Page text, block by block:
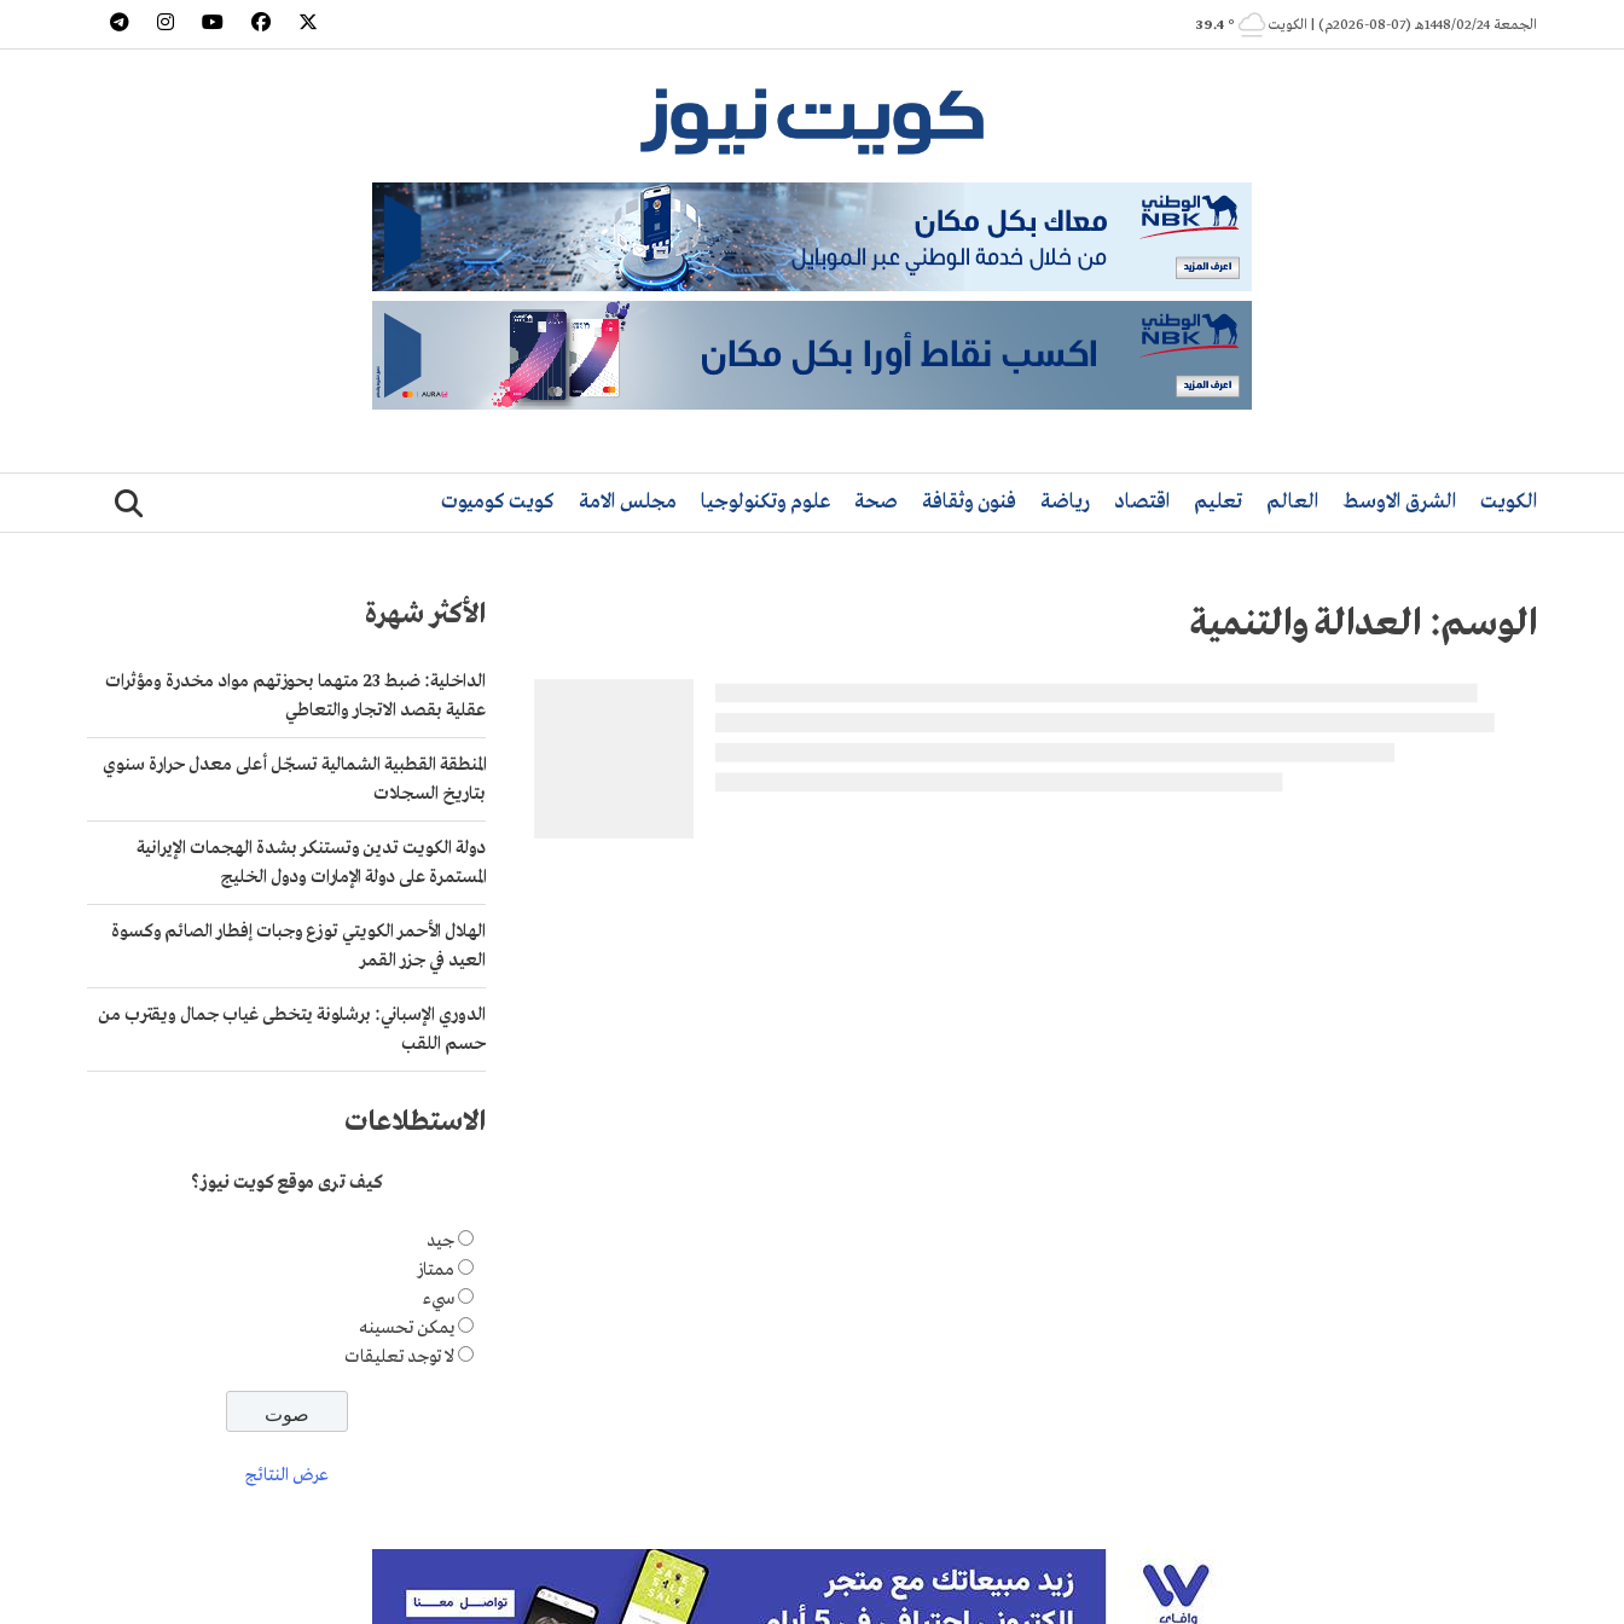
to
الجمعة 1448/02/24هـ (07-08-2026م) | الكويت ° 39.4
الكويت الشرق الاوسط العالم تعليم اقتصاد رياضة فنون وثقافة صحة علوم وتكنولوجيا مجلس الامة كويت كوميوت
الوسم: العدالة والتنمية الأكثر شهرة
الداخلية: ضبط 23 متهما بحوزتهم مواد مخدرة ومؤثرات
عقلية بقصد الاتجار والتعاطي
المنطقة القطبية الشمالية تسجّل أعلى معدل حرارة سنوي
بتاريخ السجلات
دولة الكويت تدين وتستنكر بشدة الهجمات الإيرانية
المستمرة على دولة الإمارات ودول الخليج
الهلال الأحمر الكويتي توزع وجبات إفطار الصائم وكسوة
العيد في جزر القمر
الدوري الإسباني: برشلونة يتخطى غياب جمال ويقترب من
حسم اللقب
الاستطلاعات
كيف ترى موقع كويت نيوز؟
جيد
ممتاز
سيء
يمكن تحسينه
لا توجد تعليقات
عرض النتائج